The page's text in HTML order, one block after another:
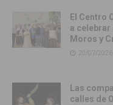
El Centro
a celebrar
Moros y
20/07/2026
Las
calles de